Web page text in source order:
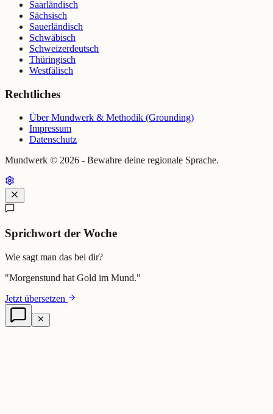
Saarländisch
Sächsisch
Sauerländisch
Schwäbisch
Schweizerdeutsch
Thüringisch
Westfälisch
Rechtliches
Über Mundwerk & Methodik (Grounding)
Impressum
Datenschutz
Mundwerk © 2026 - Bewahre deine regionale Sprache.
Sprichwort der Woche
Wie sagt man das bei dir?
"Morgenstund hat Gold im Mund."
Jetzt übersetzen